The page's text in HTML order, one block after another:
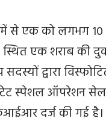
में से एक को लगभग
एक शराब की
द्वारा
स्पेशल ऑपरेशन सेल
दर्ज की गई है।